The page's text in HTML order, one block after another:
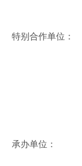
特别合作单位：
承办单位：